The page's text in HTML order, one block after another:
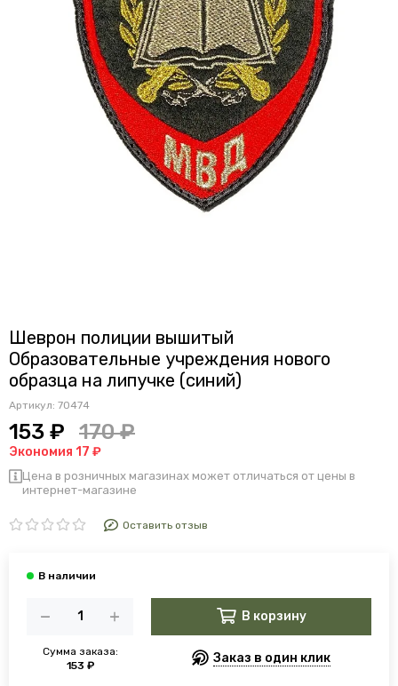
Шеврон полиции вышитый
Образовательные учреждения нового
образца на липучке (синий)
Артикул: 70474
153 ₽ 170 ₽
Экономия 17 ₽
Цена в розничных магазинах может отличаться от цены в
интернет-магазине
Оставить отзыв
Сумма заказа:
153 ₽
В корзину
Заказ в один клик